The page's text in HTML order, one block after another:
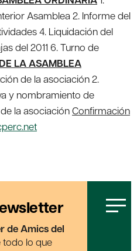
Asamblea 2. Informe del
4. Liquidación del
del 2011 6. Turno de
LA ASAMBLEA
de la asociación 2.
y nombramiento de
la asociaciónConfirmación
de Amics del
todo lo que